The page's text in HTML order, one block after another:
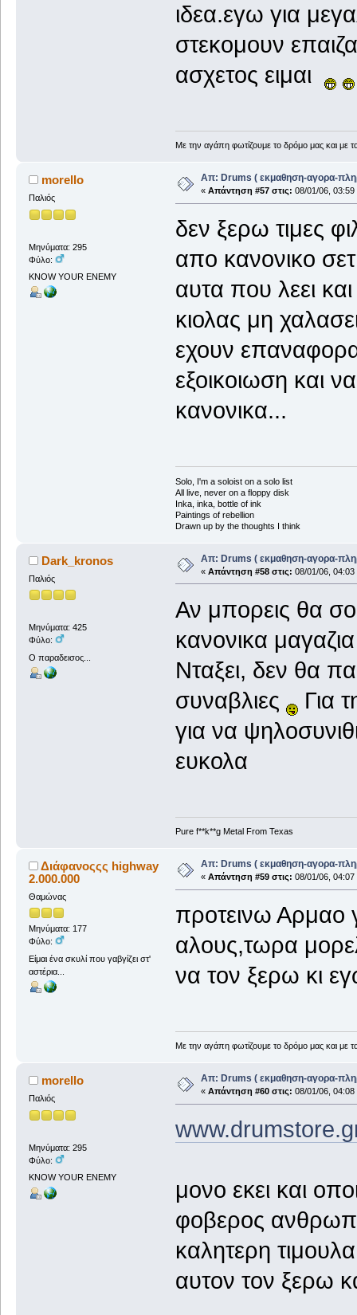
ιδεα.εγω για
στεκομουν
ασχετος ειμαι
Με την αγάπη φωτίζουμε το δρόμο μας και με
morello
Παλιός
Μηνύματα: 295
Φύλο:
KNOW YOUR ENEMY
Απ: Drums ( εκμαθηση-αγορα-
« Απάντηση #57 στις: 08/01/06, 03:59
δεν ξερω τιμες
απο κανονικο
αυτα που λεει
κιολας μη
εχουν
εξοικοιωση και
κανονικα...
Solo, I'm a soloist on a solo list
All live, never on a floppy disk
Inka, inka, bottle of ink
Paintings of rebellion
Drawn up by the thoughts I think
Dark_kronos
Παλιός
Μηνύματα: 425
Φύλο:
Ο παραδεισος...
Απ: Drums ( εκμαθηση-αγορα-
« Απάντηση #58 στις: 08/01/06, 04:03
Αν μπορεις θα
κανονικα
Νταξει, δεν θα
συναβλιες
Για
για να
ευκολα
Pure f**k**g Metal From Texas
Διάφανοςςς highway
2.000.000
Θαμώνας
Μηνύματα: 177
Φύλο:
Είμαι ένα σκυλί που γαβγίζει στ'
αστέρια...
Απ: Drums ( εκμαθηση-αγορα-
« Απάντηση #59 στις: 08/01/06, 04:07
προτεινω Αρμαο
αλους,τωρα
να τον ξερω κι
Με την αγάπη φωτίζουμε το δρόμο μας και με
morello
Παλιός
Μηνύματα: 295
Φύλο:
KNOW YOUR ENEMY
Απ: Drums ( εκμαθηση-αγορα-
« Απάντηση #60 στις: 08/01/06, 04:08
μονο εκει και
φοβερος
καλητερη
αυτον τον ξερω